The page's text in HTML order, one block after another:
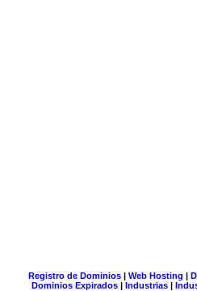
Registro de Dominios| Web Hosting |
Dominios Expirados | Industrias |